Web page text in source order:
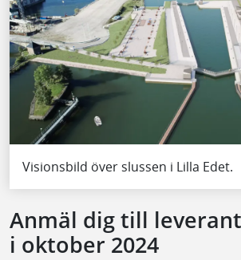
Visionsbild över slussen i Lilla Edet.
Anmäl dig till
i oktober 2024